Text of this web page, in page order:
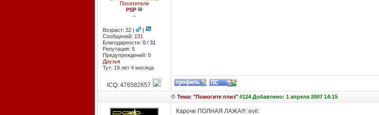
Посетители
PSP
--
Возраст: 32 |
|
Сообщений: 131
Благодарности: 0/ 31
Репутация: 5
Предупреждений: 0
Друзья
Тут: 19 лет 4 месяцa
ICQ: 476582657
Тема: "Помогите плиз"#124 Добавлено: 1 апреля 2007 14:15
Кароче ПОЛНАЯ ЛАЖА!!! :evil: